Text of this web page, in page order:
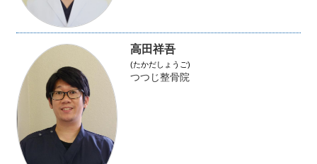
高田祥吾
(たかだしょうご)
つつじ整骨院